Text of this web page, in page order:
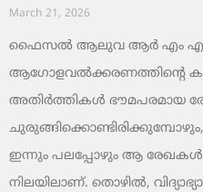
March 21, 2026
ഫൈസൽ ആലുവ ആർ എം എ
ആഗോളവൽക്കരണത്തിന്റെ
അതിർത്തികൾ ഭൗമപരമായ
ഇന്നും പലപ്പോഴും ആ
നിലയിലാണ്. തൊഴിൽ,